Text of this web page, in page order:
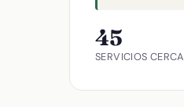
45
SERVICIOS CERCA